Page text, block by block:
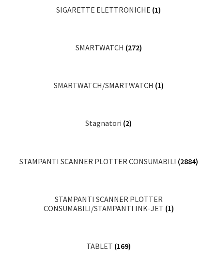
SIGARETTE ELETTRONICHE (1)
SMARTWATCH (272)
SMARTWATCH/SMARTWATCH (1)
Stagnatori (2)
STAMPANTI SCANNER PLOTTER CONSUMABILI (2884)
STAMPANTI SCANNER PLOTTER
CONSUMABILI/STAMPANTI INK-JET (1)
TABLET (169)